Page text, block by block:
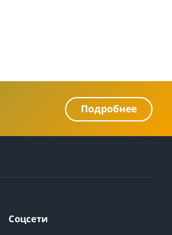
Подробнее
Соцсети